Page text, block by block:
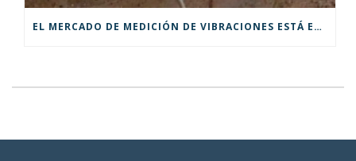
EL MERCADO DE MEDICIÓN DE VIBRACIONES ESTÁ EN MOVIMIENTO